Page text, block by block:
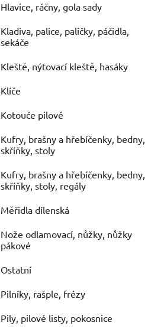
Hlavice, ráčny, gola sady
Kladiva, palice, paličky, páčidla,
sekáče
Kleště, nýtovací kleště, hasáky
Klíče
Kotouče pilové
Kufry, brašny a hřebíčenky, bedny,
skříňky, stoly
Kufry, brašny a hřebíčenky, bedny,
skříňky, stoly, regály
Měřidla dílenská
Nože odlamovací, nůžky, nůžky
pákové
Ostatní
Pilníky, rašple, frézy
Pily, pilové listy, pokosnice